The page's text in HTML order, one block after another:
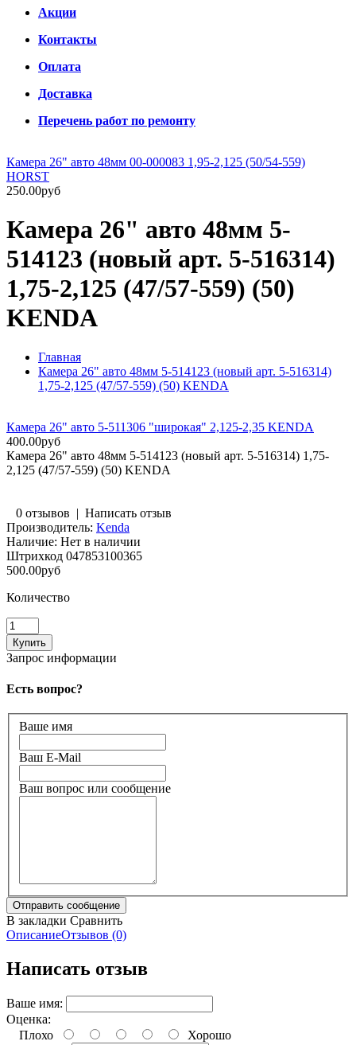
Акции
Контакты
Оплата
Доставка
Перечень работ по ремонту
Камера 26" авто 48мм 00-000083 1,95-2,125 (50/54-559)
HORST
250.00руб
Камера 26" авто 48мм 5-
514123 (новый арт. 5-516314)
1,75-2,125 (47/57-559) (50)
KENDA
Главная
Камера 26" авто 48мм 5-514123 (новый арт. 5-516314)
1,75-2,125 (47/57-559) (50) KENDA
Камера 26" авто 5-511306 "широкая" 2,125-2,35 KENDA
400.00руб
Камера 26" авто 48мм 5-514123 (новый арт. 5-516314) 1,75-
2,125 (47/57-559) (50) KENDA
0 отзывов | Написать отзыв
Производитель: Kenda
Наличие: Нет в наличии
Штрихкод 047853100365
500.00руб
Количество
Запрос информации
Есть вопрос?
Ваше имя
Ваш E-Mail
Ваш вопрос или сообщение
В закладки Сравнить
ОписаниеОтзывов (0)
Написать отзыв
Ваше имя:
Оценка:
Плохо
Хорошо